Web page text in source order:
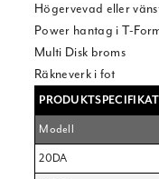
Högervevad eller
Power hantag i T-
Multi Disk broms
Räkneverk i fot
Modell
20DA